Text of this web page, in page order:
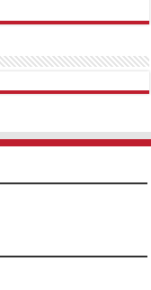
MatadorbetMariobet